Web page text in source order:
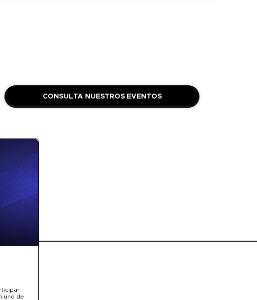
CONSULTA NUESTROS EVENTOS
uno de